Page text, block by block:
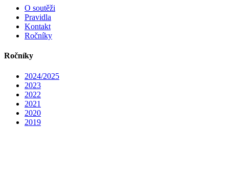
O soutěži
Pravidla
Kontakt
Ročníky
Ročníky
2024/2025
2023
2022
2021
2020
2019